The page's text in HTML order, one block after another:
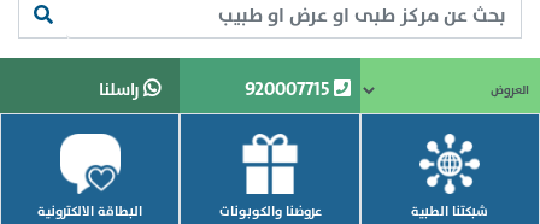
920007715 راسلنا
شبكتنا الطبية عروضنا والكوبونات البطاقة الالكترونية